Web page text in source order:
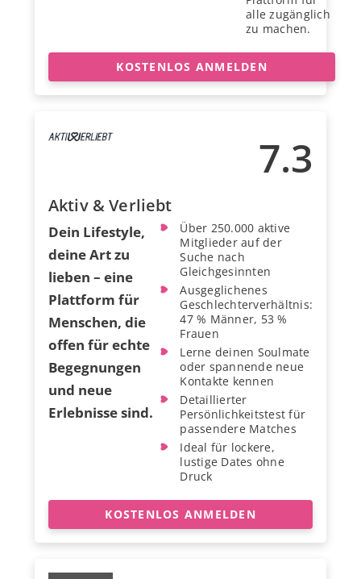
alle zugänglich
zu machen.
KOSTENLOS ANMELDEN
7.3
Aktiv & Verliebt
Dein Lifestyle,
deine Art zu
lieben – eine
Plattform für
Menschen, die
offen für echte
Begegnungen
und neue
Erlebnisse sind.
Über 250.000 aktive
Mitglieder auf der
Suche nach
Gleichgesinnten
Ausgeglichenes
Geschlechterverhältnis:
47 % Männer, 53 %
Frauen
Lerne deinen Soulmate
oder spannende neue
Kontakte kennen
Detaillierter
Persönlichkeitstest für
passendere Matches
Ideal für lockere,
lustige Dates ohne
Druck
KOSTENLOS ANMELDEN